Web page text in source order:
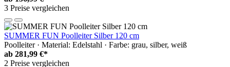
3 Preise vergleichen
SUMMER FUN Poolleiter Silber 120 cm
Poolleiter · Material: Edelstahl · Farbe: grau, silber, weiß
ab 281,99 €*
2 Preise vergleichen